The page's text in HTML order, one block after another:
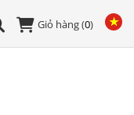
Giỏ hàng (0)